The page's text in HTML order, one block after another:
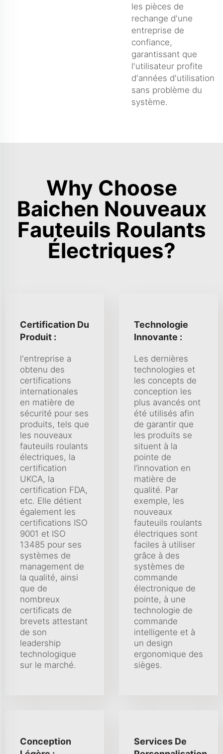
les pièces de
rechange d'une
entreprise de
confiance,
garantissant que
l'utilisateur profite
d'années d'utilisation
sans problème du
système.
Why Choose
Baichen Nouveaux
Fauteuils Roulants
Électriques?
Certification Du
Produit :
l'entreprise a
obtenu des
certifications
internationales
en matière de
sécurité pour ses
produits, tels que
les nouveaux
fauteuils roulants
électriques, la
certification
UKCA, la
certification FDA,
etc. Elle détient
également les
certifications ISO
9001 et ISO
13485 pour ses
systèmes de
management de
la qualité, ainsi
que de
nombreux
certificats de
brevets attestant
de son
leadership
technologique
sur le marché.
Technologie
Innovante :
Les dernières
technologies et
les concepts de
conception les
plus avancés ont
été utilisés afin
de garantir que
les produits se
situent à la
pointe de
l’innovation en
matière de
qualité. Par
exemple, les
nouveaux
fauteuils roulants
électriques sont
faciles à utiliser
grâce à des
systèmes de
commande
électronique de
pointe, à une
technologie de
commande
intelligente et à
un design
ergonomique des
sièges.
Conception
Services De